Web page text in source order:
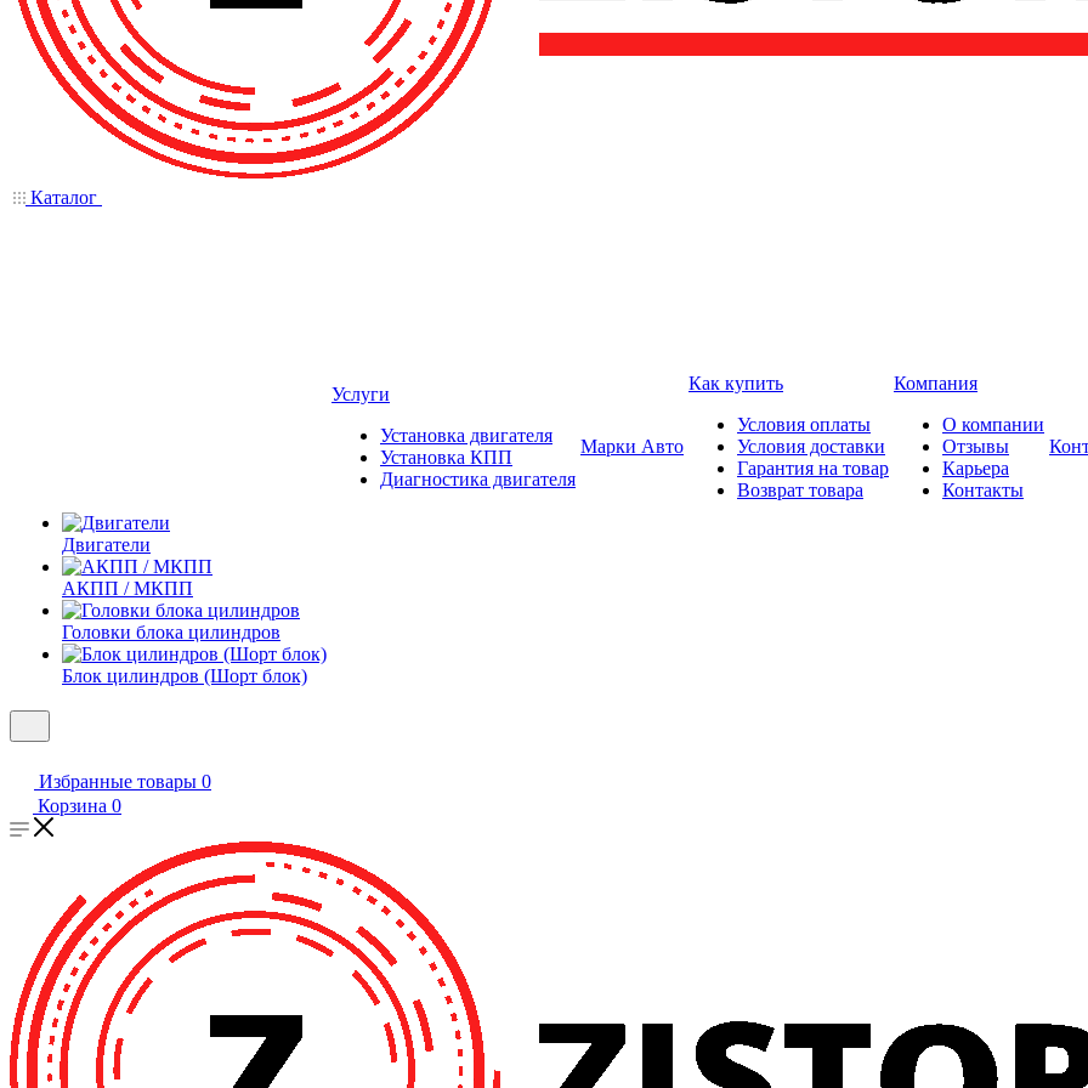
Каталог
Двигатели
АКПП / МКПП
Головки блока цилиндров
Блок цилиндров (Шорт блок)
Услуги
Установка двигателя
Установка КПП
Диагностика двигателя
Марки Авто
Как купить
Условия оплаты
Условия доставки
Гарантия на товар
Возврат товара
Компания
О компании
Отзывы
Карьера
Контакты
Избранные товары 0
Корзина 0